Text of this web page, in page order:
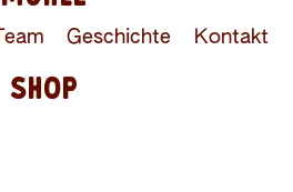
Team Geschichte Kontakt
SHOP